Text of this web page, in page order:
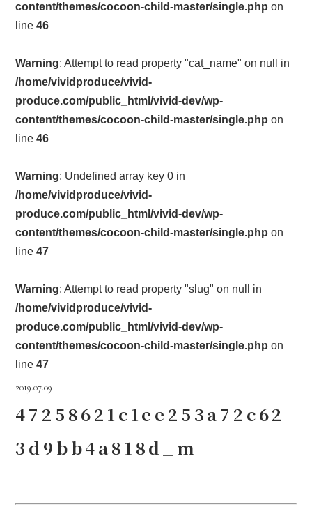
content/themes/cocoon-child-master/single.php on
line46
Warning: Attempt to read property "cat_name" on null in
/home/vividproduce/vivid-
produce.com/public_html/vivid-dev/wp-
content/themes/cocoon-child-master/single.php on
line46
Warning: Undefined array key 0 in
/home/vividproduce/vivid-
produce.com/public_html/vivid-dev/wp-
content/themes/cocoon-child-master/single.php on
line47
Warning: Attempt to read property "slug" on null in
/home/vividproduce/vivid-
produce.com/public_html/vivid-dev/wp-
content/themes/cocoon-child-master/single.php on
line47
2019.07.09
47258621c1ee253a72c62
3d9bb4a818d_m